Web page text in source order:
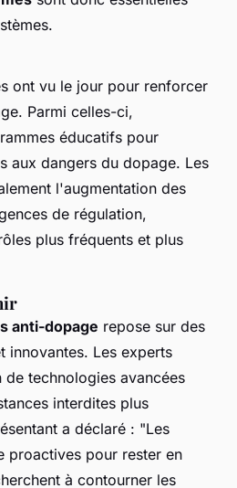
ont vu le jour pour renforcer
Parmi celles-ci,
éducatifs pour
aux dangers du dopage. Les
l'augmentation des
de régulation,
plus fréquents et plus
anti-dopage repose sur des
innovantes. Les experts
technologies avancées
interdites plus
a déclaré : "Les
proactives pour rester en
à contourner les